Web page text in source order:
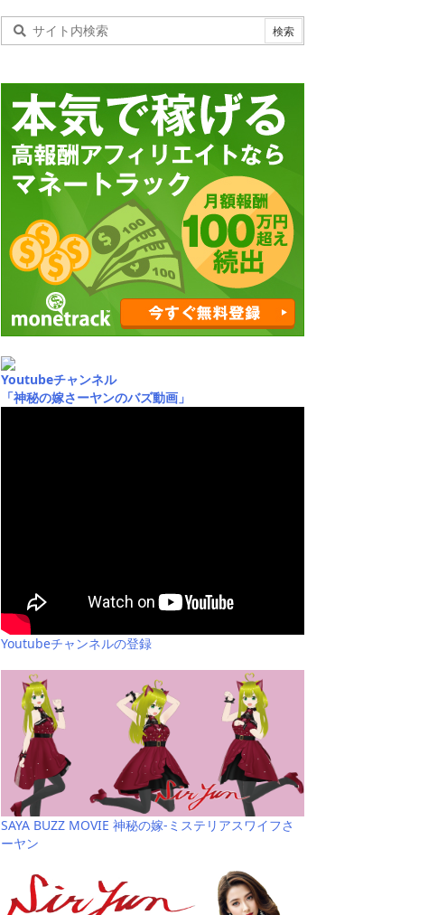
Youtubeチャンネル
「神秘の嫁さーヤンのバズ動画」
Youtubeチャンネルの登録
SAYA BUZZ MOVIE 神秘の嫁-ミステリアスワイフさ
ーヤン